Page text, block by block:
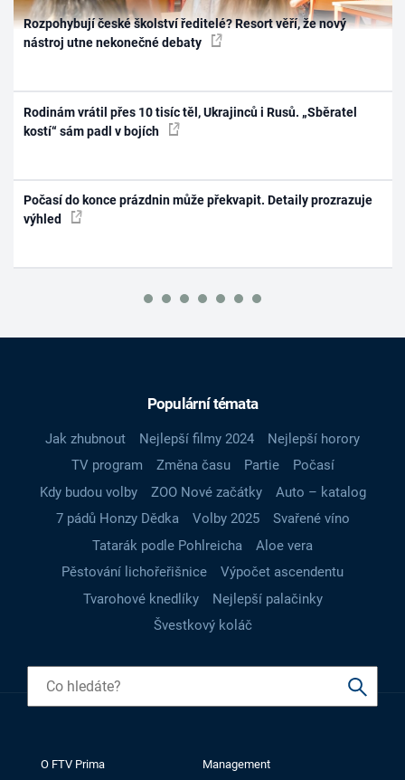
Rozpohybují české školství ředitelé? Resort věří, že nový
nástroj utne nekonečné debaty
Rodinám vrátil přes 10 tisíc těl, Ukrajinců i Rusů. „Sběratel
kostí“ sám padl v bojích
Počasí do konce prázdnin může překvapit. Detaily prozrazuje
výhled
Populární témata
Jak zhubnout Nejlepší filmy 2024
Nejlepší horory
TV program
Změna času Partie
Počasí
Kdy budou volby
ZOO Nové začátky
Auto – katalog
7 pádů Honzy Dědka
Volby 2025
Svařené víno
Tatarák podle Pohlreicha
Aloe vera
Pěstování lichořeřišnice
Výpočet ascendentu
Tvarohové knedlíky
Nejlepší palačinky
Švestkový koláč
O FTV Prima Management